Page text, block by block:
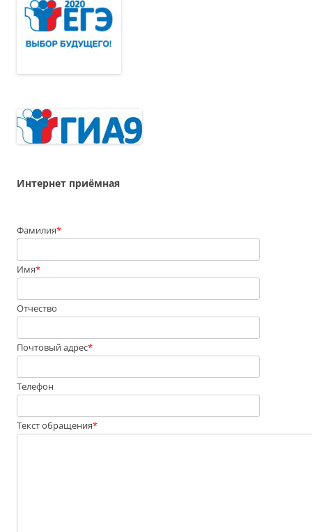
Интернет приёмная
Фамилия*
Имя*
Отчество
Почтовый адрес*
Телефон
Текст обращения*